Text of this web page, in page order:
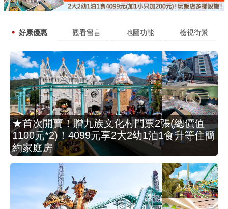
好康優惠 觀看留言 地圖功能 檢視街景
★首次開賣！贈九族文化村門票2張(總價值
1100元*2)！4099元享2大2幼1泊1食升等住簡
約家庭房